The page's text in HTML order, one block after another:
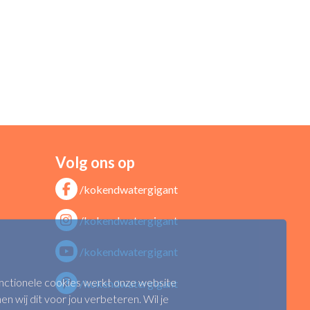
Volg ons op
/kokendwatergigant
/kokendwatergigant
/kokendwatergigant
/kokendwatergigant
cookies werkt onze website
wij dit voor jou verbeteren. Wil je